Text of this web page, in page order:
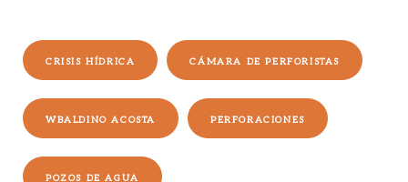
CRISIS HÍDRICA CÁMARA DE PERFORISTAS
WBALDINO ACOSTA PERFORACIONES
POZOS DE AGUA